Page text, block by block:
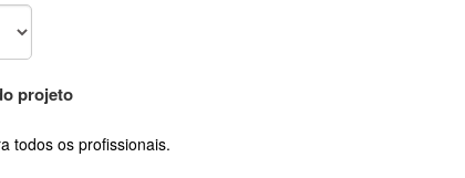
projeto
todos os profissionais.